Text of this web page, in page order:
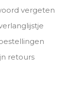
vergeten
retours